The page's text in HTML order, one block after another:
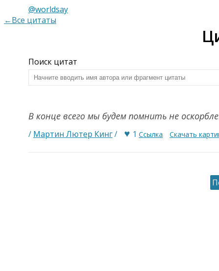
@worldsay
←Все цитаты
Поиск цитат
В конце всего мы будем помнить не
/ Мартин Лютер Кинг/ ♥ 1 Ссылка Скачать